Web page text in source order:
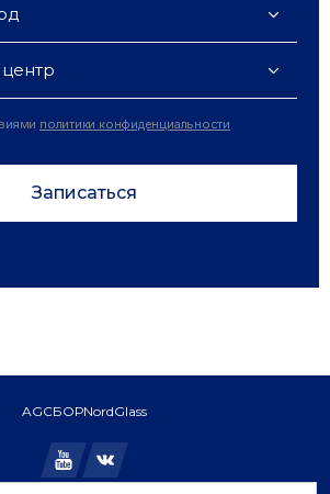
политики конфиденциальности
Записаться
AGCБОРNordGlass